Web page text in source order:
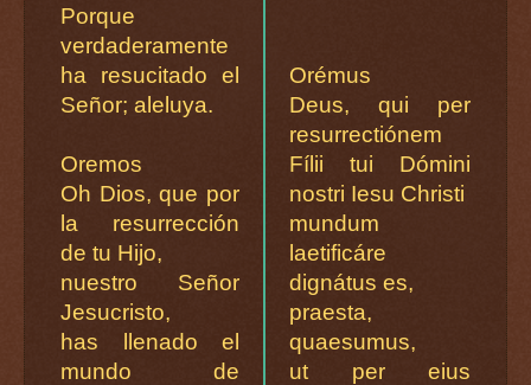
Porque
verdaderamente
ha resucitado el
Señor; aleluya.
Oremos
Oh Dios, que por
la resurrección
de tu Hijo,
nuestro Señor
Jesucristo,
has llenado el
mundo de
Orémus
Deus, qui per
resurrectiónem
Fílii tui Dómini
nostri Iesu Christi
mundum
laetificáre
dignátus es,
praesta,
quaesumus,
ut per eius